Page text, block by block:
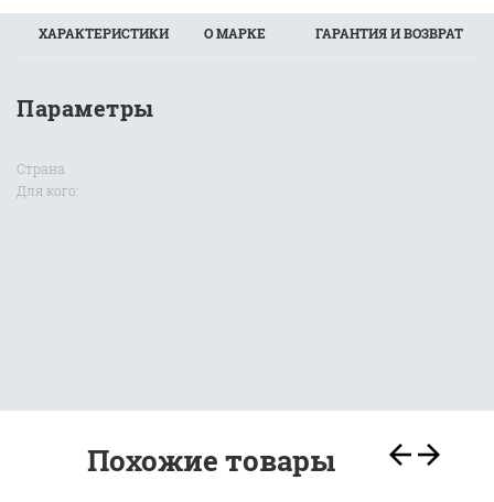
ХАРАКТЕРИСТИКИ О МАРКЕ ГАРАНТИЯ И ВОЗВРАТ
Параметры
Страна
Для кого:
Похожие товары